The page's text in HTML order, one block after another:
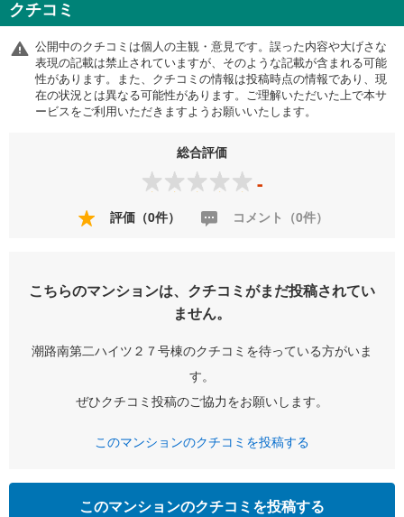
クチコミ
公開中のクチコミは個人の主観・意見です。誤った内容や大げさな
表現の記載は禁止されていますが、そのような記載が含まれる可能
性があります。また、クチコミの情報は投稿時点の情報であり、現
在の状況とは異なる可能性があります。ご理解いただいた上で本サ
ービスをご利用いただきますようお願いいたします。
総合評価
-
評価（0件） コメント（0件）
こちらのマンションは、クチコミがまだ投稿されてい
ません。
潮路南第二ハイツ２７号棟のクチコミを待っている方がいま
す。
ぜひクチコミ投稿のご協力をお願いします。
このマンションのクチコミを投稿する
このマンションのクチコミを投稿する